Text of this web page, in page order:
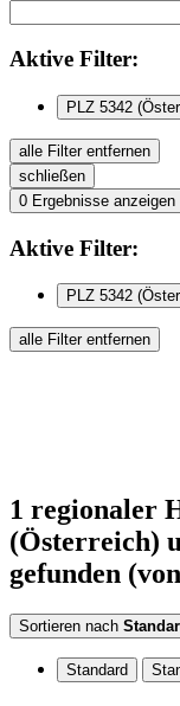
Aktive Filter:
PLZ 5342
alle Filter entfernen
schließen
0 Ergebnisse anzeigen
Aktive Filter:
PLZ 5342
alle Filter entfernen
1 regionaler
(Österreich)
gefunden
Sortieren nach
Standard